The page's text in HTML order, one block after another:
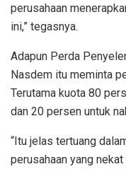
perusahaan
ini,” tegasnya.
Adapun Perda
Nasdem itu meminta
Terutama kuota 80
dan 20 persen untuk
“Itu jelas tertuang
perusahaan yang